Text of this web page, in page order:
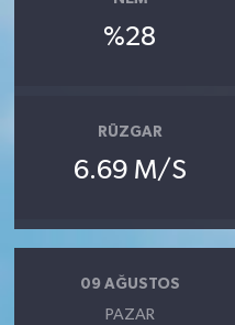
%28
RÜZGAR
6.69 M/S
09 AĞUSTOS
PAZAR